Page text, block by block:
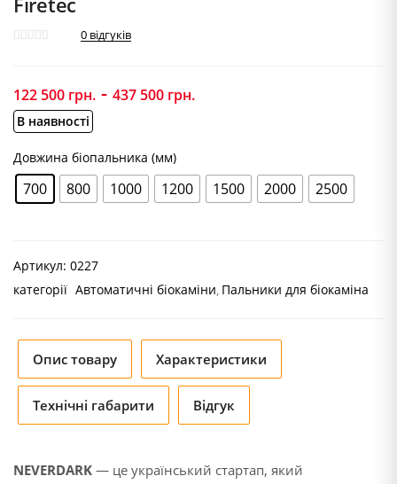
0 відгуків
122 500 грн. - 437 500 грн.
В наявності
Довжина біопальника (мм)
700 800 1000 1200 1500 2000 2500
Артикул: 0227
категорії Автоматичні біокаміни Пальники для біокаміна
Опис товару Характеристики
Технічні габарити Відгук
NEVERDARK — це український стартап, який